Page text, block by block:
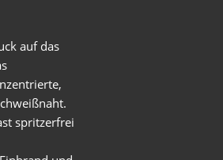
auf das
spritzerfrei